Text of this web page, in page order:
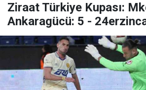
Ziraat Türkiye Kupası:
Ankaragücü: 5 -